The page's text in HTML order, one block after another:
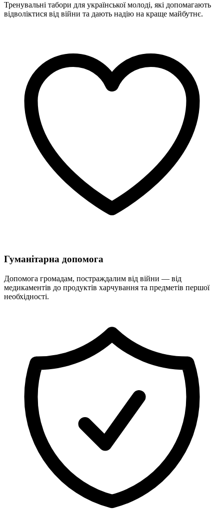
Тренувальні табори для української молоді, які допомагають
відволіктися від війни та дають надію на краще майбутнє.
Гуманітарна допомога
Допомога громадам, постраждалим від війни — від
медикаментів до продуктів харчування та предметів першої
необхідності.